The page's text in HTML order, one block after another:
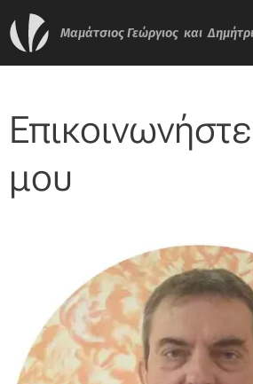
ΜαμάτσιοςΓεώργιος και
μου